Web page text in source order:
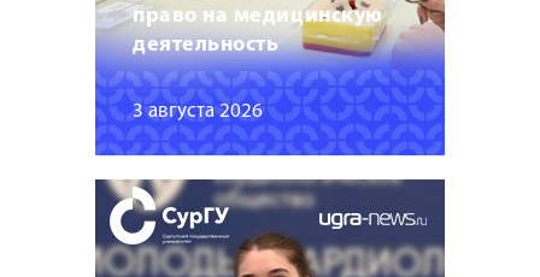
право на медицинскую
деятельность
3 августа 2026